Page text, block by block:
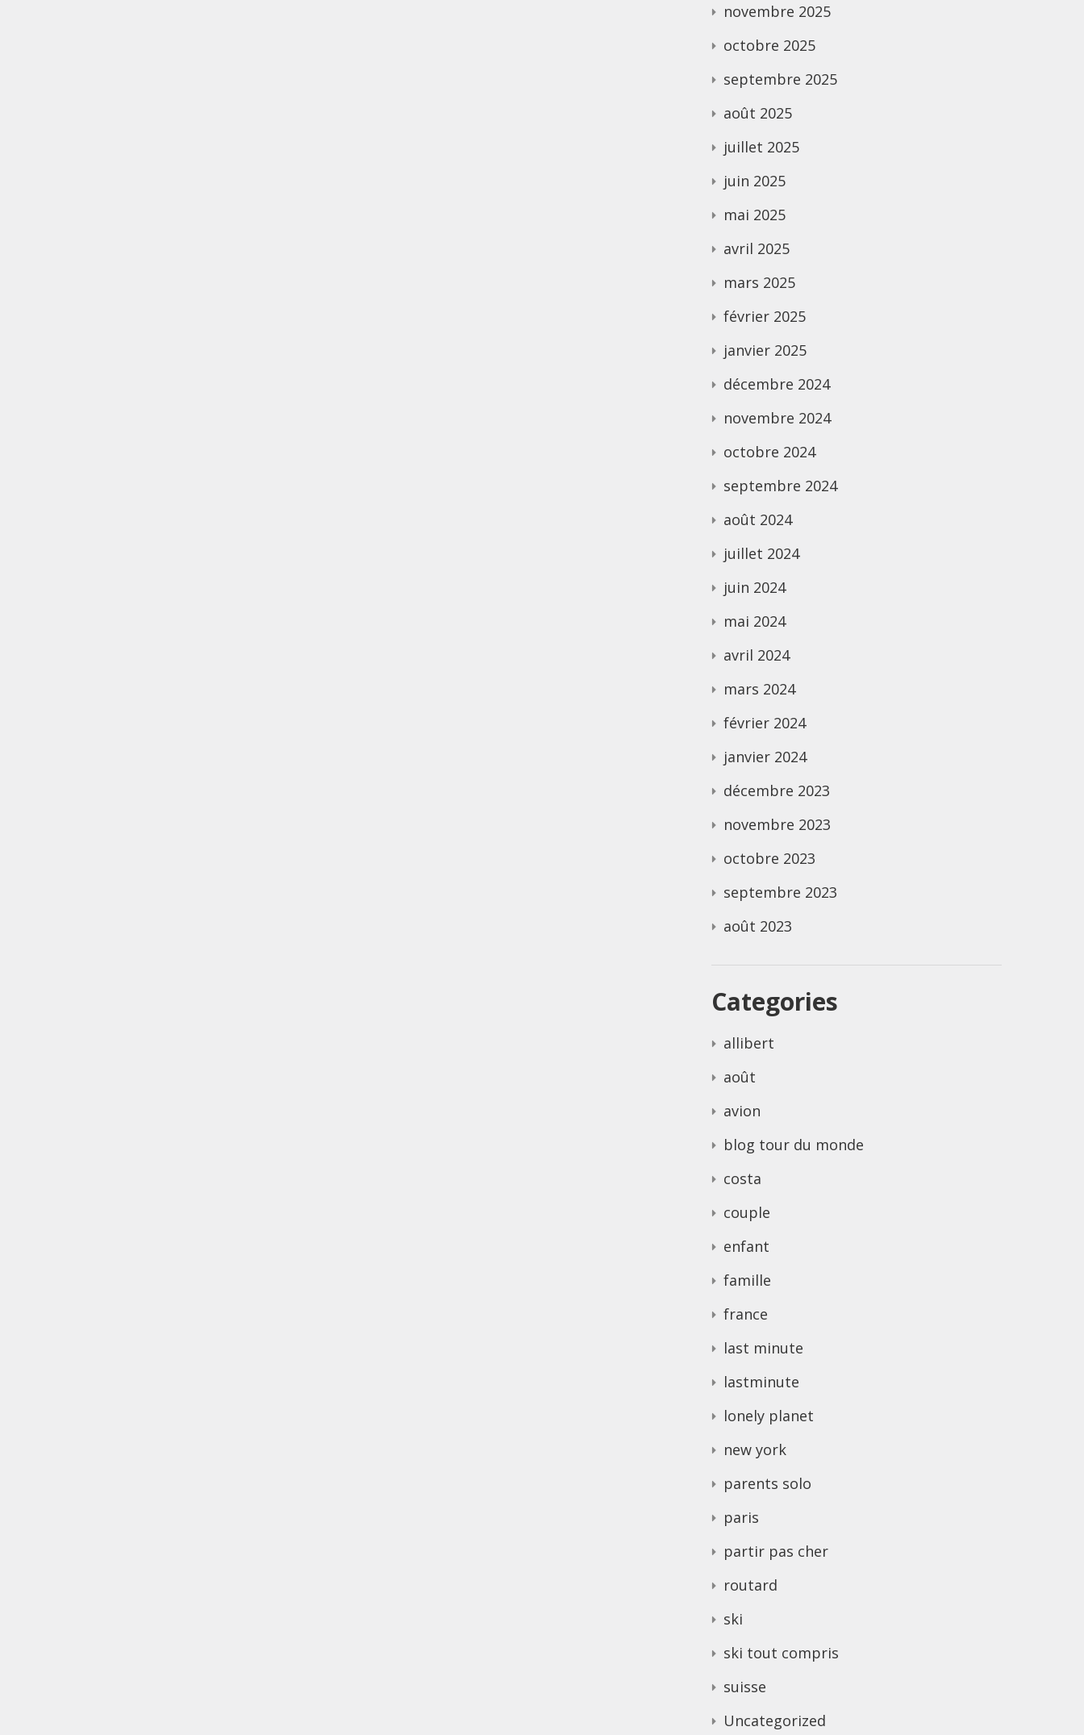
novembre 2025
octobre 2025
septembre 2025
août 2025
juillet 2025
juin 2025
mai 2025
avril 2025
mars 2025
février 2025
janvier 2025
décembre 2024
novembre 2024
octobre 2024
septembre 2024
août 2024
juillet 2024
juin 2024
mai 2024
avril 2024
mars 2024
février 2024
janvier 2024
décembre 2023
novembre 2023
octobre 2023
septembre 2023
août 2023
Categories
allibert
août
avion
blog tour du monde
costa
couple
enfant
famille
france
last minute
lastminute
lonely planet
new york
parents solo
paris
partir pas cher
routard
ski
ski tout compris
suisse
Uncategorized